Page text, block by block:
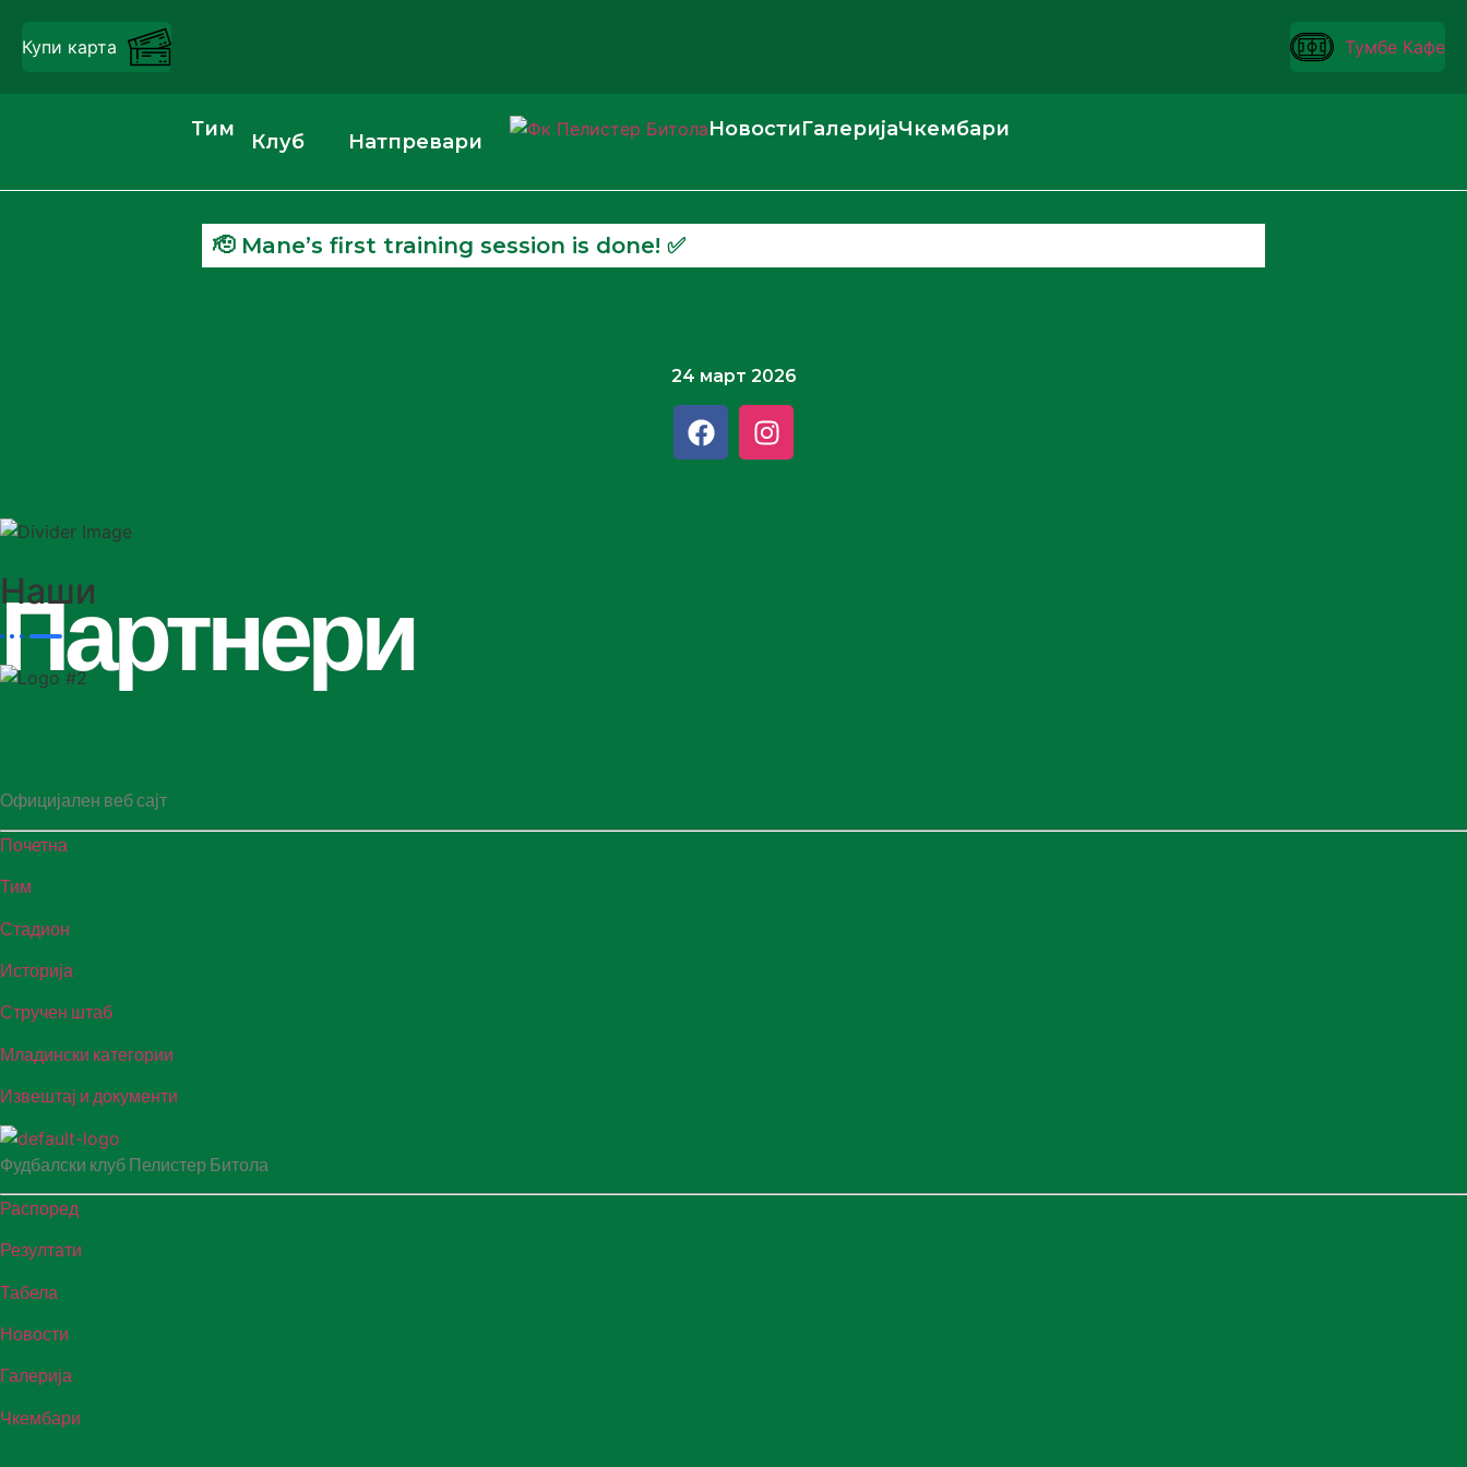
Купи карта Тумбе Кафе
Тим
Клуб Натпревари
НовостиГалеријаЧкембари
🫡 Mane’s first training session is done! ✅️
24 март 2026
Партнери
Наши
Официјален веб сајт
Почетна
Тим
Стадион
Историја
Стручен штаб
Младински категории
Извештај и документи
Фудбалски клуб Пелистер Битола
Распоред
Резултати
Табела
Новости
Галерија
Чкембари